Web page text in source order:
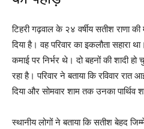
टिहरी गढ़वाल के २४ वर्षीय सतीश राणा
दिया है। वह परिवार का इकलौता सहारा
कमाई पर निर्भर थे। दो बहनों की शादी
रहा है। परिवार ने बताया कि रविवार
दिया और सोमवार शाम तक उनका पार्थिव
स्थानीय लोगों ने बताया कि सतीश बेहद